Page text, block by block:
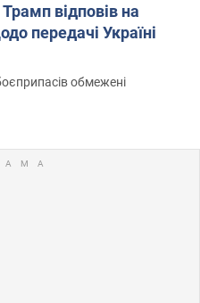
відповів на
передачі Україні
обмежені